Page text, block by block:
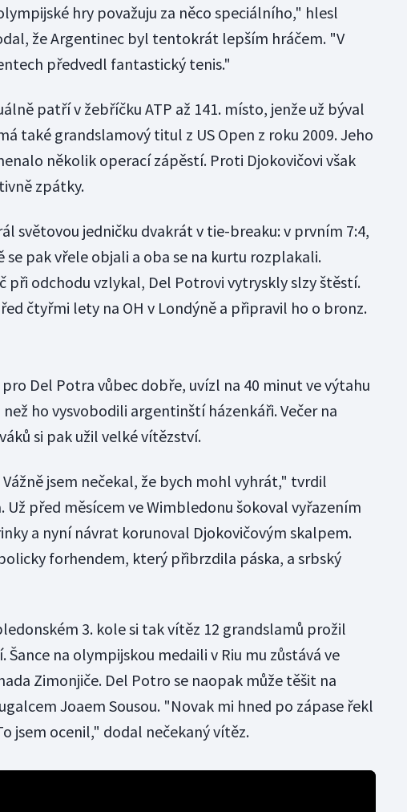
hry považuju za něco speciálního," hlesl
že Argentinec byl tentokrát lepším hráčem. "V
předvedl fantastický tenis."
patří v žebříčku ATP až 141. místo, jenže už býval
také grandslamový titul z US Open z roku 2009. Jeho
několik operací zápěstí. Proti Djokovičovi však
zpátky.
světovou jedničku dvakrát v tie-breaku: v prvním 7:4,
se pak vřele objali a oba se na kurtu rozplakali.
při odchodu vzlykal, Del Potrovi vytryskly slzy štěstí.
čtyřmi lety na OH v Londýně a připravil ho o bronz.
Del Potra vůbec dobře, uvízl na 40 minut ve výtahu
ho vysvobodili argentinští házenkáři. Večer na
si pak užil velké vítězství.
jsem nečekal, že bych mohl vyhrát," tvrdil
Už před měsícem ve Wimbledonu šokoval vyřazením
a nyní návrat korunoval Djokovičovým skalpem.
forhendem, který přibrzdila páska, a srbský
3. kole si tak vítěz 12 grandslamů prožil
Šance na olympijskou medaili v Riu mu zůstává ve
Zimonjiče. Del Potro se naopak může těšit na
Joaem Sousou. "Novak mi hned po zápase řekl
jsem ocenil," dodal nečekaný vítěz.